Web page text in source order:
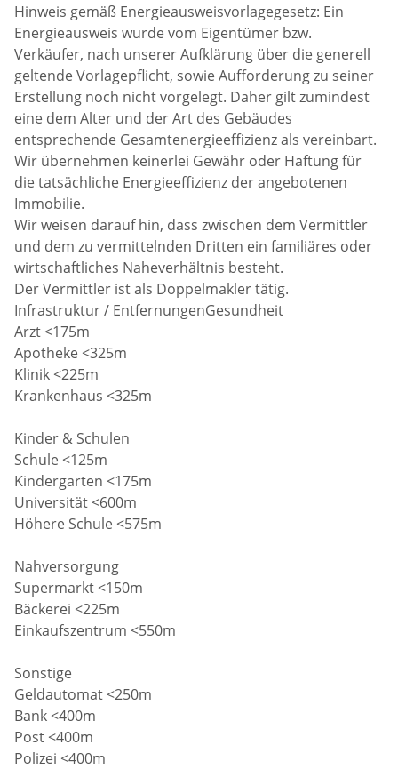
Hinweis gemäß Energieausweisvorlagegesetz: Ein
Energieausweis wurde vom Eigentümer bzw.
Verkäufer, nach unserer Aufklärung über die generell
geltende Vorlagepflicht, sowie Aufforderung zu seiner
Erstellung noch nicht vorgelegt. Daher gilt zumindest
eine dem Alter und der Art des Gebäudes
entsprechende Gesamtenergieeffizienz als vereinbart.
Wir übernehmen keinerlei Gewähr oder Haftung für
die tatsächliche Energieeffizienz der angebotenen
Immobilie.
Wir weisen darauf hin, dass zwischen dem Vermittler
und dem zu vermittelnden Dritten ein familiäres oder
wirtschaftliches Naheverhältnis besteht.
Der Vermittler ist als Doppelmakler tätig.
Infrastruktur / EntfernungenGesundheit
Arzt <175m
Apotheke <325m
Klinik <225m
Krankenhaus <325m
Kinder & Schulen
Schule <125m
Kindergarten <175m
Universität <600m
Höhere Schule <575m
Nahversorgung
Supermarkt <150m
Bäckerei <225m
Einkaufszentrum <550m
Sonstige
Geldautomat <250m
Bank <400m
Post <400m
Polizei <400m